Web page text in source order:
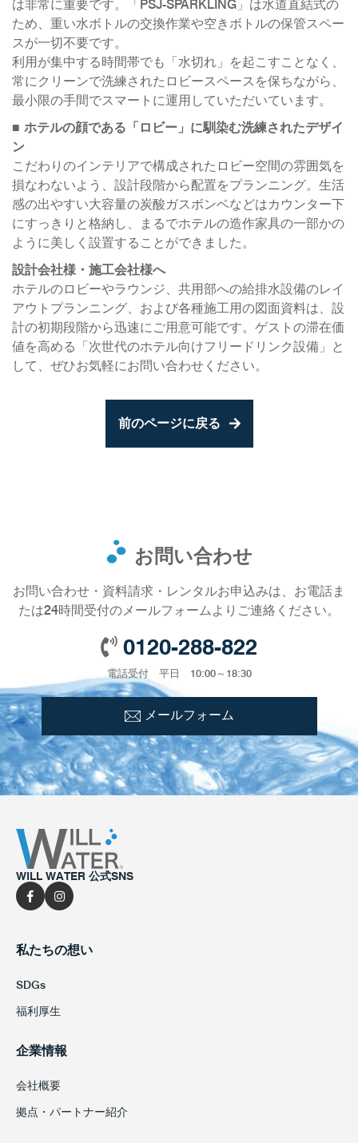
は非常に重要です。「PSJ-SPARKLING」は水道直結式の
ため、重い水ボトルの交換作業や空きボトルの保管スペー
スが一切不要です。
利用が集中する時間帯でも「水切れ」を起こすことなく、
常にクリーンで洗練されたロビースペースを保ちながら、
最小限の手間でスマートに運用していただいています。
■ ホテルの顔である「ロビー」に馴染む洗練されたデザイ
ン
こだわりのインテリアで構成されたロビー空間の雰囲気を
損なわないよう、設計段階から配置をプランニング。生活
感の出やすい大容量の炭酸ガスボンベなどはカウンター下
にすっきりと格納し、まるでホテルの造作家具の一部かの
ように美しく設置することができました。
設計会社様・施工会社様へ
ホテルのロビーやラウンジ、共用部への給排水設備のレイ
アウトプランニング、および各種施工用の図面資料は、設
計の初期段階から迅速にご用意可能です。ゲストの滞在価
値を高める「次世代のホテル向けフリードリンク設備」と
して、ぜひお気軽にお問い合わせください。
前のページに戻る
お問い合わせ
お問い合わせ・資料請求・レンタルお申込みは、お電話ま
たは24時間受付のメールフォームよりご連絡ください。
0120-288-822
電話受付 平日 10:00～18:30
メールフォーム
WILL WATER 公式SNS
私たちの想い
SDGs
福利厚生
企業情報
会社概要
拠点・パートナー紹介